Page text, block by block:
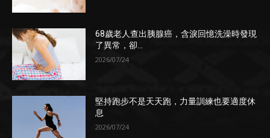
68歲老人查出胰腺癌，含淚回憶洗澡時發現
了異常，卻...
2026/07/24
堅持跑步不是天天跑，力量訓練也要適度休
息
2026/07/24